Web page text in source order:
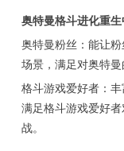
奥特曼格斗进化重
奥特曼粉丝：能让
场景，满足对奥特曼
格斗游戏爱好者：
满足格斗游戏爱好
战。